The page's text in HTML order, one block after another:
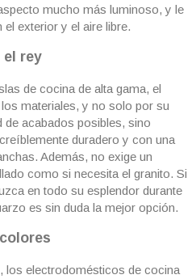
mucho más luminoso, y le
exterior y el aire libre.
el rey
de cocina de alta gama, el
materiales, y no solo por su
de acabados posibles, sino
duradero y con una
Además, no exige un
como si necesita el granito. Si
en todo su esplendor durante
es sin duda la mejor opción.
los electrodomésticos de cocina